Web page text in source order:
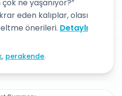
ne yaşanıyor?”
eden kalıplar, olası
önerileri. Detaylı
, perakende.